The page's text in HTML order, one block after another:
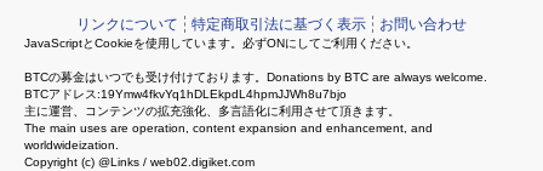
マンガ背景素材集
「You楽Luck」
Vol.11「ファンタジ
「You楽Luck」
MyTown3-Offi
リンクについて 特定商取引法に基づく表示 お問い合わせ
JavaScriptとCookieを使用しています。必ずONにしてご利用ください。
BTCの募金はいつでも受け付けております。Donations by BTC are always welcome.
BTCアドレス:19Ymw4fkvYq1hDLEkpdL4hpmJJWh8u7bjo
主に運営、コンテンツの拡充強化、多言語化に利用させて頂きます。
The main uses are operation, content expansion and enhancement, and
worldwideization.
Copyright (c) @Links / web02.digiket.com